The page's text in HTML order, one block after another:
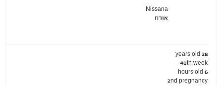
Nissana
אורח
28 years old
40th week
6 hours old
2nd pregnancy